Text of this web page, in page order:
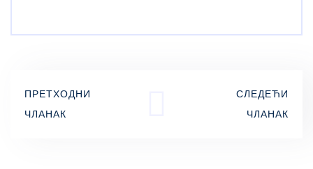
ПРЕТХОДНИ
ЧЛАНАК
СЛЕДЕЋИ
ЧЛАНАК